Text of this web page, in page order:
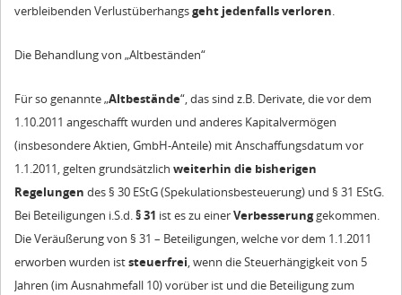
verbleibenden Verlustüberhangsgeht jedenfalls verloren.
Die Behandlung von „Altbeständen“
Für so genannte „Altbestände“, das sind z.B. Derivate, die vor dem
1.10.2011 angeschafft wurden und anderes Kapitalvermögen
(insbesondere Aktien, GmbH-Anteile) mit Anschaffungsdatum vor
1.1.2011, gelten grundsätzlich weiterhin die bisherigen
Regelungen des § 30 EStG (Spekulationsbesteuerung) und § 31 EStG.
Bei Beteiligungen i.S.d.§ 31 ist es zu einerVerbesserunggekommen.
Die Veräußerung von § 31 – Beteiligungen, welche vor dem 1.1.2011
erworben wurden iststeuerfrei, wenn die Steuerhängigkeit von 5
Jahren (im Ausnahmefall 10) vorüber ist und die Beteiligung zum